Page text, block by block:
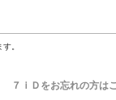
。
７ｉＤをお忘れの方は